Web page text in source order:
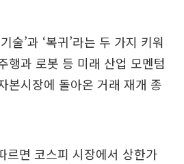
술’과 ‘복귀’라는 두 가지 키워
행과 로봇 등 미래 산업 모멘텀
본시장에 돌아온 거래 재개 종
르면 코스피 시장에서 상한가